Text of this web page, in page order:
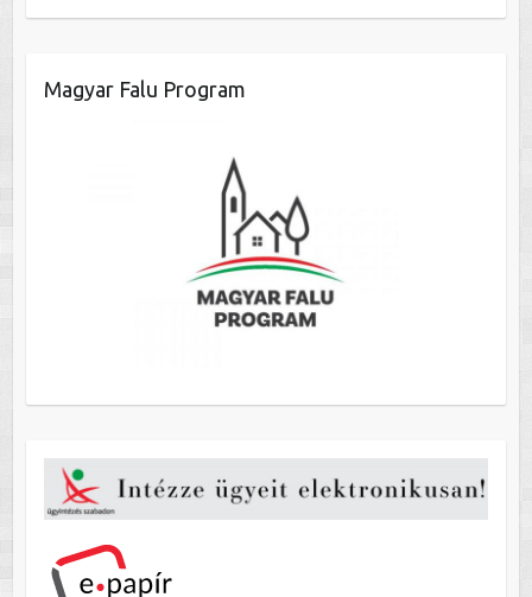
Magyar Falu Program